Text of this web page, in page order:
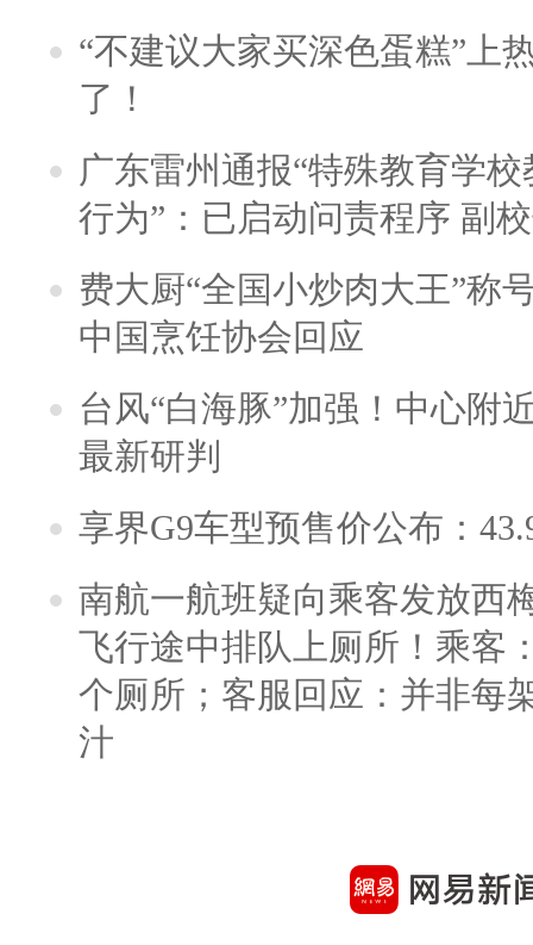
“不建议大家买深色蛋糕”上
了！
广东雷州通报“特殊教育学
行为”：已启动问责程序 副
费大厨“全国小炒肉大王”称
中国烹饪协会回应
台风“白海豚”加强！中心附
最新研判
享界G9车型预售价公布：
南航一航班疑向乘客发放西
飞行途中排队上厕所！乘客
个厕所；客服回应：并非每
汁